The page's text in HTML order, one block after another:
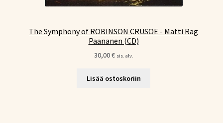
The Symphony of ROBINSON CRUSOE - Matti Rag
Paananen (CD)
30,00€ sis. alv.
Lisää ostoskoriin